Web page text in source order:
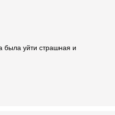
была уйти страшная и